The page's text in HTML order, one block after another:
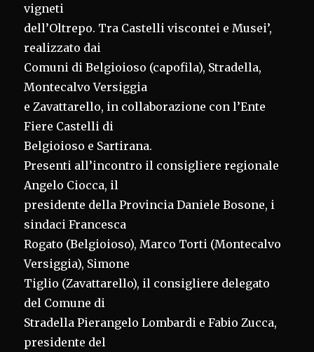
vigneti
dell’Oltrepo. Tra Castelli viscontei e Musei’,
realizzato dai
Comuni di Belgioioso (capofila), Stradella,
Montecalvo Versiggia
e Zavattarello, in collaborazione con l’Ente
Fiere Castelli di
Belgioioso e Sartirana.
Presenti all’incontro il consigliere regionale
Angelo Ciocca, il
presidente della Provincia Daniele Bosone, i
sindaci Francesca
Rogato (Belgioioso), Marco Torti (Montecalvo
Versiggia), Simone
Tiglio (Zavattarello), il consigliere delegato
del Comune di
Stradella Pierangelo Lombardi e Fabio Zucca,
presidente del